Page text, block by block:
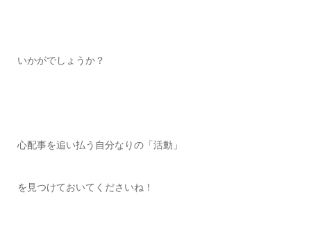
いかがでしょうか？
心配事を追い払う自分なりの「活動」
を見つけておいてくださいね！